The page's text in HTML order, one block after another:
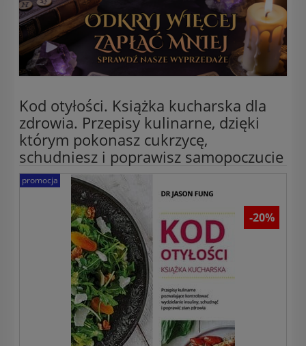
Kod otyłości. Książka kucharska dla
zdrowia. Przepisy kulinarne, dzięki
którym pokonasz cukrzycę,
schudniesz i poprawisz samopoczucie
promocja
-20%